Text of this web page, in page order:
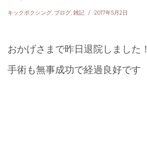
キックボクシング ブログ 雑記 2017年5月2日
おかげさまで昨日退院しました！
手術も無事成功で経過良好です